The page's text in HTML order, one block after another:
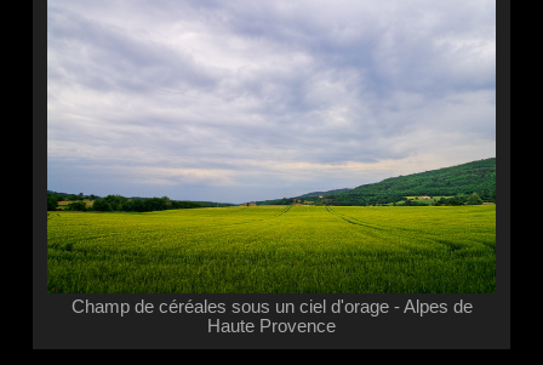
Champ de céréales sous un ciel d'orage - Alpes de
Haute Provence